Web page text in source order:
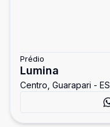
Prédio
Lumina
Centro, Guarapari - ES